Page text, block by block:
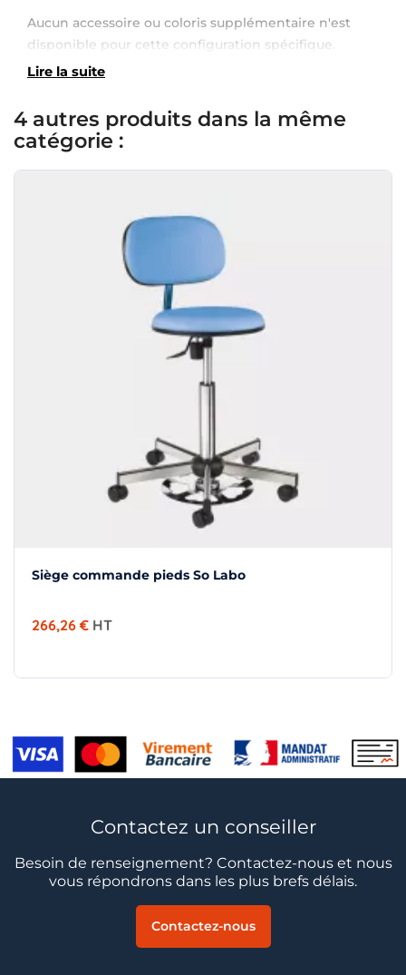
Aucun accessoire ou coloris supplémentaire n'est
disponible pour cette configuration spécifique.
Lire la suite
4 autres produits dans la même
catégorie :
Siège commande pieds So Labo
266,26 € HT
Contactez un conseiller
Besoin de renseignement? Contactez-nous et nous
vous répondrons dans les plus brefs délais.
Contactez-nous